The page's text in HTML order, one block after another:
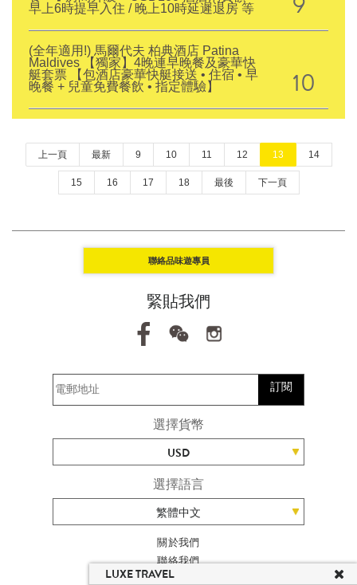
早上6時提早入住 / 晚上10時延遲退房 等
(全年適用!) 馬爾代夫 柏典酒店 Patina
Maldives 【獨家】4晚連早晚餐及豪華快
艇套票 【包酒店豪華快艇接送 • 住宿 • 早
晚餐 + 兒童免費餐飲 • 指定體驗】
10
上一頁 最新 9 10 11 12 13 14
15 16 17 18 最後 下一頁
聯絡品味遊專員
緊貼我們
訂閱
選擇貨幣
USD
選擇語言
繁體中文
關於我們
聯絡我們
加入我們
LUXE TRAVEL